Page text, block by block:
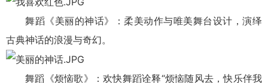
舞蹈《美丽的神话》：柔美动作与唯美舞台设计，演绎
古典神话的浪漫与奇幻。
舞蹈《烦恼歌》：欢快舞蹈诠释“烦恼随风去，快乐伴我